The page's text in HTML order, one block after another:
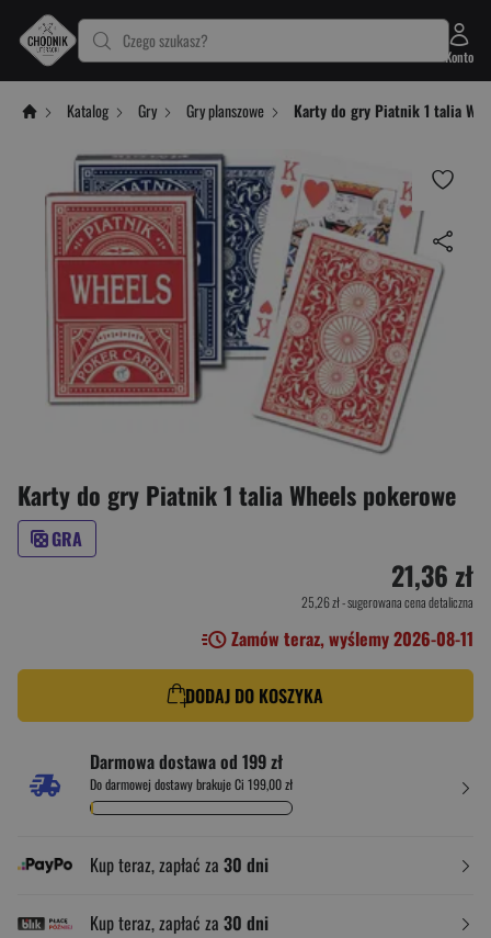
Czego szukasz?
Konto
Katalog Gry Gry planszowe Karty do gry Piatnik 1 talia
Karty do gry Piatnik 1 talia Wheels pokerowe
GRA
21,36 zł
25,26 zł- sugerowana cena detaliczna
Zamów teraz, wyślemy 2026-08-11
DODAJ DO KOSZYKA
Darmowa dostawa od 199 zł
Do darmowej dostawy brakuje Ci 199,00 zł
Kup teraz, zapłać za 30 dni
Kup teraz, zapłać za 30 dni